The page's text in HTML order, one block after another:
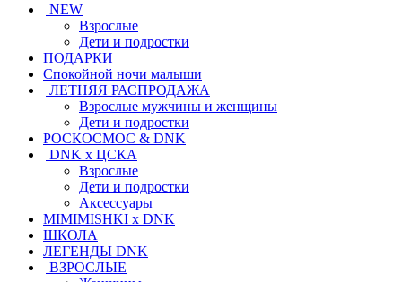
NEW
Взрослые
Дети и подростки
ПОДАРКИ
Спокойной ночи малыши
ЛЕТНЯЯ РАСПРОДАЖА
Взрослые мужчины и женщины
Дети и подростки
РОСКОСМОС & DNK
DNK x ЦСКА
Взрослые
Дети и подростки
Аксессуары
MIMIMISHKI x DNK
ШКОЛА
ЛЕГЕНДЫ DNK
ВЗРОСЛЫЕ